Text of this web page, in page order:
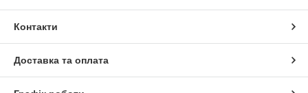
Контакти
Доставка та оплата